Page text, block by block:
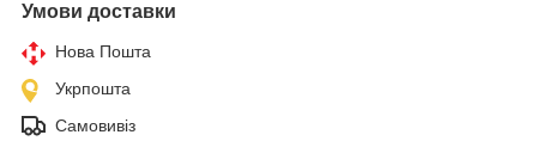
Умови доставки
Нова Пошта
Укрпошта
Самовивіз